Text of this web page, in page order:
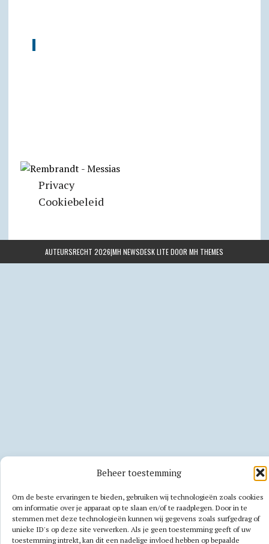
Beheer toestemming
Om de beste ervaringen te bieden, gebruiken wij technologieën zoals cookies
om informatie over je apparaat op te slaan en/of te raadplegen. Door in te
stemmen met deze technologieën kunnen wij gegevens zoals surfgedrag of
unieke ID's op deze site verwerken. Als je geen toestemming geeft of uw
toestemming intrekt, kan dit een nadelige invloed hebben op bepaalde
Privacy
Cookiebeleid
AUTEURSRECHT 2026|MH NEWSDESK LITE DOORMH THEMES